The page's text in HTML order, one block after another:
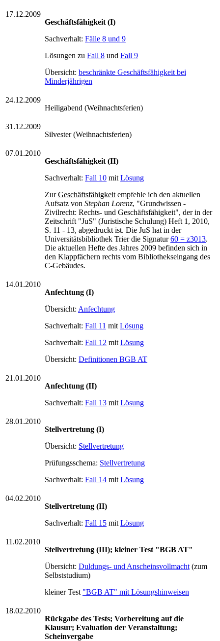
17.12.2009
Geschäftsfähigkeit (I)
Sachverhalt: Fälle 8 und 9
Lösungen zu Fall 8 und Fall 9
Übersicht: beschränkte Geschäftsfähigkeit bei
Minderjährigen
24.12.2009
Heiligabend (Weihnachtsferien)
31.12.2009
Silvester (Weihnachtsferien)
07.01.2010
Geschäftsfähigkeit (II)
Sachverhalt: Fall 10 mit Lösung
ZurGeschäftsfähigkeit empfehle ich den aktuellen
Aufsatz von Stephan Lorenz, "Grundwissen -
Zivilrecht: Rechts- und Geschäftsfähigkeit", der in der
Zeitschrift "JuS" (Juristische Schulung) Heft 1, 2010,
S. 11 - 13, abgedruckt ist. Die JuS hat in der
Universitätsbibliothek Trier die Signatur60 = z3013.
Die aktuellen Hefte des Jahres 2009 befinden sich in
den Klappfächern rechts vom Bibliothekseingang des
C-Gebäudes.
14.01.2010
Anfechtung (I)
Übersicht: Anfechtung
Sachverhalt: Fall 11 mit Lösung
Sachverhalt: Fall 12 mit Lösung
Übersicht: Definitionen BGB AT
21.01.2010
Anfechtung (II)
Sachverhalt: Fall 13 mit Lösung
28.01.2010
Stellvertretung (I)
Übersicht: Stellvertretung
Prüfungsschema: Stellvertretung
Sachverhalt: Fall 14 mit Lösung
04.02.2010
Stellvertretung (II)
Sachverhalt: Fall 15 mit Lösung
11.02.2010
Stellvertretung (III); kleiner Test "BGB AT"
Übersicht: Duldungs- und Anscheinsvollmacht (zum
Selbststudium)
kleiner Test "BGB AT" mit Lösungshinweisen
18.02.2010
Rückgabe des Tests; Vorbereitung auf die
Klausur; Evaluation der Veranstaltung;
Scheinvergabe